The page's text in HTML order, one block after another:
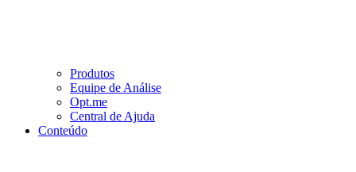
Produtos
Equipe de Análise
Opt.me
Central de Ajuda
Conteúdo